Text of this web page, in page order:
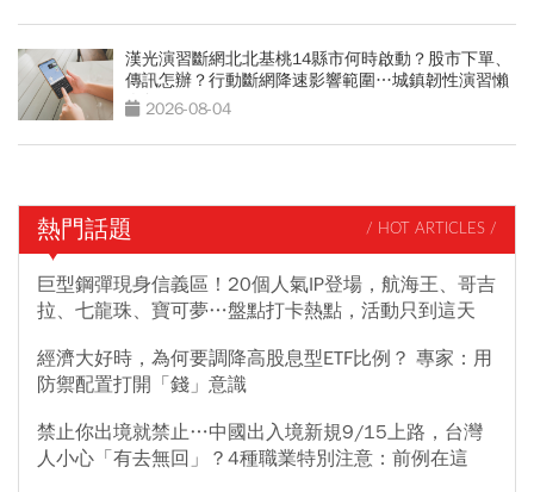
漢光演習斷網北北基桃14縣市何時啟動？股市下單、
傳訊怎辦？行動斷網降速影響範圍…城鎮韌性演習懶
人包2026-08-04
熱門話題 / HOT ARTICLES /
巨型鋼彈現身信義區！20個人氣IP登場，航海王、哥吉
拉、七龍珠、寶可夢…盤點打卡熱點，活動只到這天
經濟大好時，為何要調降高股息型ETF比例？ 專家：用
防禦配置打開「錢」意識
禁止你出境就禁止…中國出入境新規9/15上路，台灣
人小心「有去無回」？4種職業特別注意：前例在這